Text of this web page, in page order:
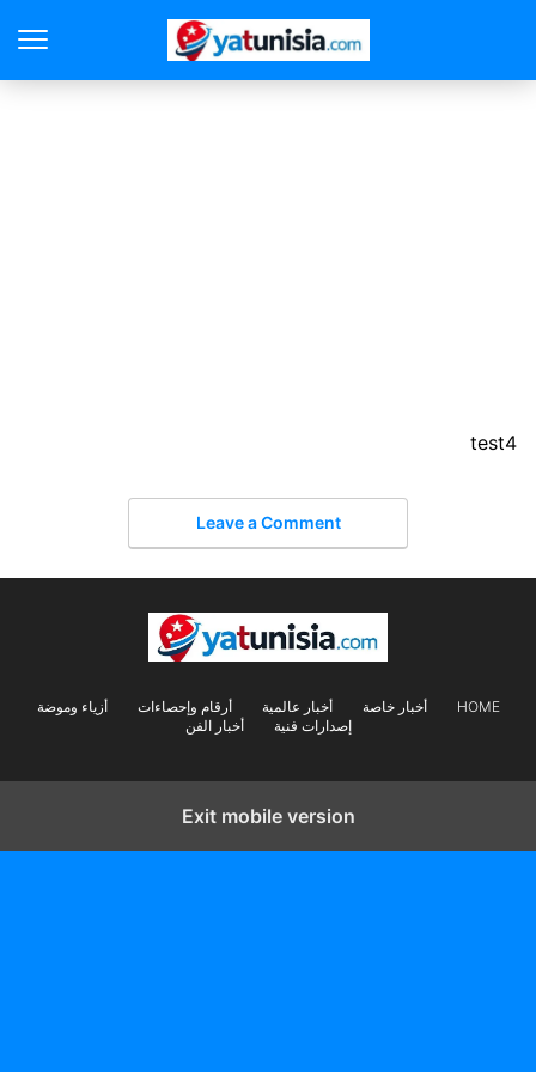
test4
Leave a Comment
HOME أخبار خاصة أخبار عالمية أرقام وإحصاءات
أزياء وموضة
إصدارات فنية
أخبار الفن
Exit mobile version